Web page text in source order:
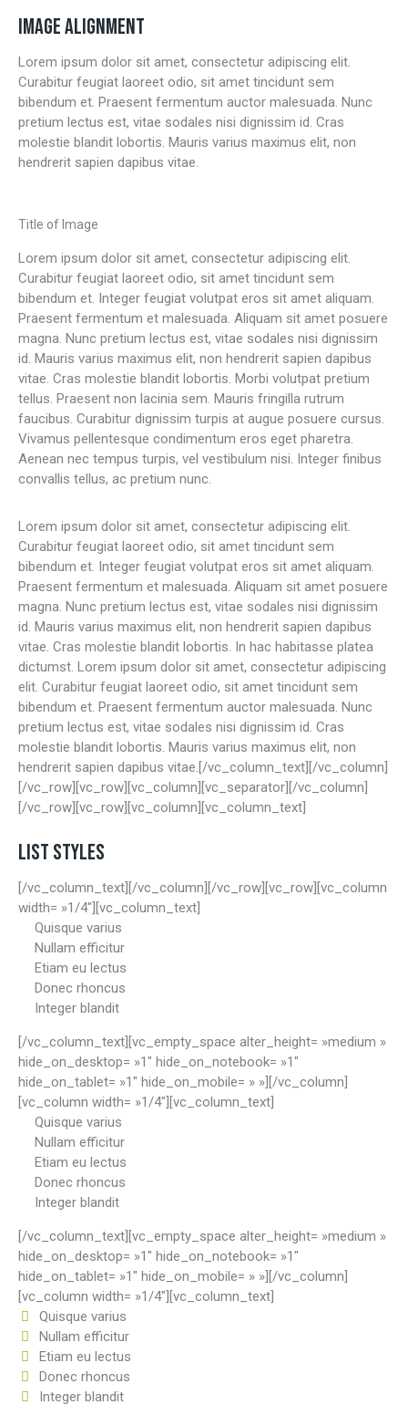
IMAGE ALIGNMENT
Lorem ipsum dolor sit amet, consectetur adipiscing elit.
Curabitur feugiat laoreet odio, sit amet tincidunt sem
bibendum et. Praesent fermentum auctor malesuada. Nunc
pretium lectus est, vitae sodales nisi dignissim id. Cras
molestie blandit lobortis. Mauris varius maximus elit, non
hendrerit sapien dapibus vitae.
Title of Image
Lorem ipsum dolor sit amet, consectetur adipiscing elit.
Curabitur feugiat laoreet odio, sit amet tincidunt sem
bibendum et. Integer feugiat volutpat eros sit amet aliquam.
Praesent fermentum et malesuada. Aliquam sit amet posuere
magna. Nunc pretium lectus est, vitae sodales nisi dignissim
id. Mauris varius maximus elit, non hendrerit sapien dapibus
vitae. Cras molestie blandit lobortis. Morbi volutpat pretium
tellus. Praesent non lacinia sem. Mauris fringilla rutrum
faucibus. Curabitur dignissim turpis at augue posuere cursus.
Vivamus pellentesque condimentum eros eget pharetra.
Aenean nec tempus turpis, vel vestibulum nisi. Integer finibus
convallis tellus, ac pretium nunc.
Lorem ipsum dolor sit amet, consectetur adipiscing elit.
Curabitur feugiat laoreet odio, sit amet tincidunt sem
bibendum et. Integer feugiat volutpat eros sit amet aliquam.
Praesent fermentum et malesuada. Aliquam sit amet posuere
magna. Nunc pretium lectus est, vitae sodales nisi dignissim
id. Mauris varius maximus elit, non hendrerit sapien dapibus
vitae. Cras molestie blandit lobortis. In hac habitasse platea
dictumst. Lorem ipsum dolor sit amet, consectetur adipiscing
elit. Curabitur feugiat laoreet odio, sit amet tincidunt sem
bibendum et. Praesent fermentum auctor malesuada. Nunc
pretium lectus est, vitae sodales nisi dignissim id. Cras
molestie blandit lobortis. Mauris varius maximus elit, non
hendrerit sapien dapibus vitae.[/vc_column_text][/vc_column]
[/vc_row][vc_row][vc_column][vc_separator][/vc_column]
[/vc_row][vc_row][vc_column][vc_column_text]
LIST STYLES
[/vc_column_text][/vc_column][/vc_row][vc_row][vc_column
width= »1/4″][vc_column_text]
Quisque varius
Nullam efficitur
Etiam eu lectus
Donec rhoncus
Integer blandit
[/vc_column_text][vc_empty_space alter_height= »medium »
hide_on_desktop= »1″ hide_on_notebook= »1″
hide_on_tablet= »1″ hide_on_mobile= » »][/vc_column]
[vc_column width= »1/4″][vc_column_text]
Quisque varius
Nullam efficitur
Etiam eu lectus
Donec rhoncus
Integer blandit
[/vc_column_text][vc_empty_space alter_height= »medium »
hide_on_desktop= »1″ hide_on_notebook= »1″
hide_on_tablet= »1″ hide_on_mobile= » »][/vc_column]
[vc_column width= »1/4″][vc_column_text]
Quisque varius
Nullam efficitur
Etiam eu lectus
Donec rhoncus
Integer blandit